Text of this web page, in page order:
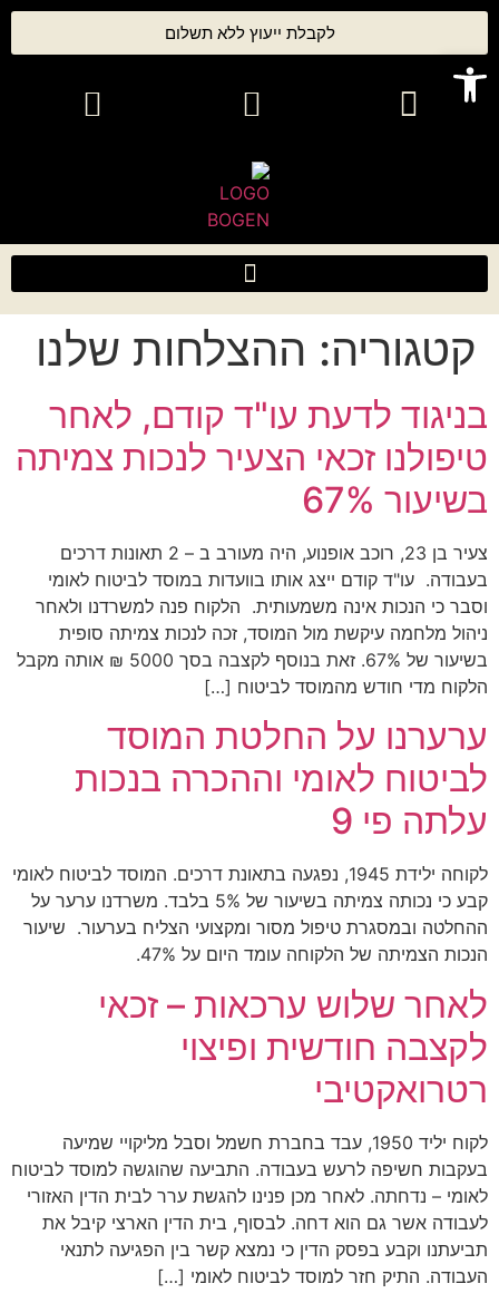
לקבלת ייעוץ ללא תשלום
קטגוריה: ההצלחות שלנו
בניגוד לדעת עו"ד קודם, לאחר
טיפולנו זכאי הצעיר לנכות צמיתה
בשיעור 67%
צעיר בן 23, רוכב אופנוע, היה מעורב ב – 2 תאונות דרכים
בעבודה. עו"ד קודם ייצג אותו בוועדות במוסד לביטוח לאומי
וסבר כי הנכות אינה משמעותית. הלקוח פנה למשרדנו ולאחר
ניהול מלחמה עיקשת מול המוסד, זכה לנכות צמיתה סופית
בשיעור של 67%. זאת בנוסף לקצבה בסך 5000 ₪ אותה מקבל
הלקוח מדי חודש מהמוסד לביטוח […]
ערערנו על החלטת המוסד
לביטוח לאומי וההכרה בנכות
עלתה פי 9
לקוחה ילידת 1945, נפגעה בתאונת דרכים. המוסד לביטוח לאומי
קבע כי נכותה צמיתה בשיעור של 5% בלבד. משרדנו ערער על
ההחלטה ובמסגרת טיפול מסור ומקצועי הצליח בערעור. שיעור
הנכות הצמיתה של הלקוחה עומד היום על 47%.
לאחר שלוש ערכאות – זכאי
לקצבה חודשית ופיצוי
רטרואקטיבי
לקוח יליד 1950, עבד בחברת חשמל וסבל מליקויי שמיעה
בעקבות חשיפה לרעש בעבודה. התביעה שהוגשה למוסד לביטוח
לאומי – נדחתה. לאחר מכן פנינו להגשת ערר לבית הדין האזורי
לעבודה אשר גם הוא דחה. לבסוף, בית הדין הארצי קיבל את
תביעתנו וקבע בפסק הדין כי נמצא קשר בין הפגיעה לתנאי
העבודה. התיק חזר למוסד לביטוח לאומי […]
פתח סרגל נגישות